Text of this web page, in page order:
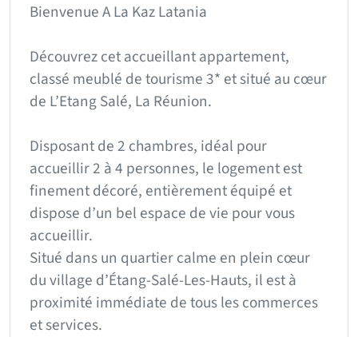
Bienvenue A La Kaz Latania
Découvrez cet accueillant appartement,
classé meublé de tourisme 3* et situé au cœur
de L’Etang Salé, La Réunion.
Disposant de 2 chambres, idéal pour
accueillir 2 à 4 personnes, le logement est
finement décoré, entièrement équipé et
dispose d’un bel espace de vie pour vous
accueillir.
Situé dans un quartier calme en plein cœur
du village d’Étang-Salé-Les-Hauts, il est à
proximité immédiate de tous les commerces
et services.